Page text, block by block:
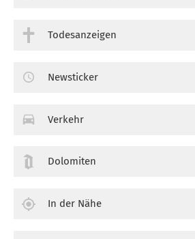
Todesanzeigen
Newsticker
Verkehr
Dolomiten
In der Nähe